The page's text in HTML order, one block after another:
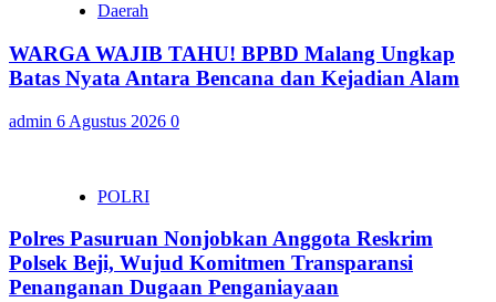
Daerah
WARGA WAJIB TAHU! BPBD Malang Ungkap
Batas Nyata Antara Bencana dan Kejadian Alam
admin 6 Agustus 2026 0
POLRI
Polres Pasuruan Nonjobkan Anggota Reskrim
Polsek Beji, Wujud Komitmen Transparansi
Penanganan Dugaan Penganiayaan